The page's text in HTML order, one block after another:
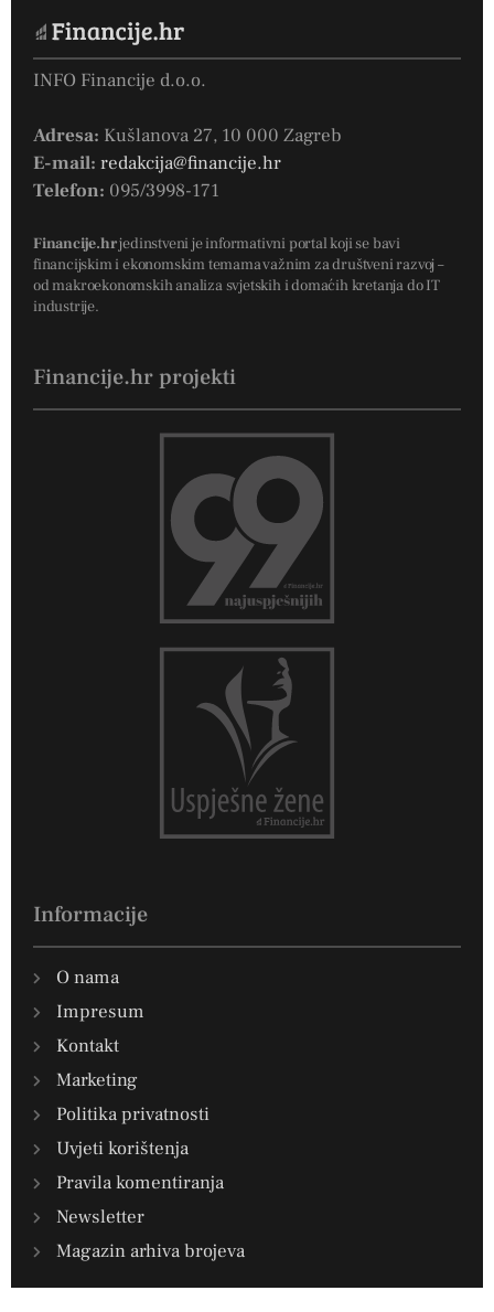
INFO Financije d.o.o.
Adresa: Kušlanova 27, 10 000 Zagreb
E-mail: redakcija@financije.hr
Telefon: 095/3998-171
Financije.hrjedinstveni je informativni portal koji se bavi
financijskim i ekonomskim temama važnim za društveni razvoj –
od makroekonomskih analiza svjetskih i domaćih kretanja do IT
industrije.
Financije.hr projekti
Informacije
O nama
Impresum
Kontakt
Marketing
Politika privatnosti
Uvjeti korištenja
Pravila komentiranja
Newsletter
Magazin arhiva brojeva